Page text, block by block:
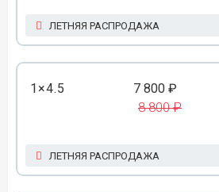
ЛЕТНЯЯ РАСПРОДАЖА
1×4.5 7 800 ₽
8 800 ₽
ЛЕТНЯЯ РАСПРОДАЖА